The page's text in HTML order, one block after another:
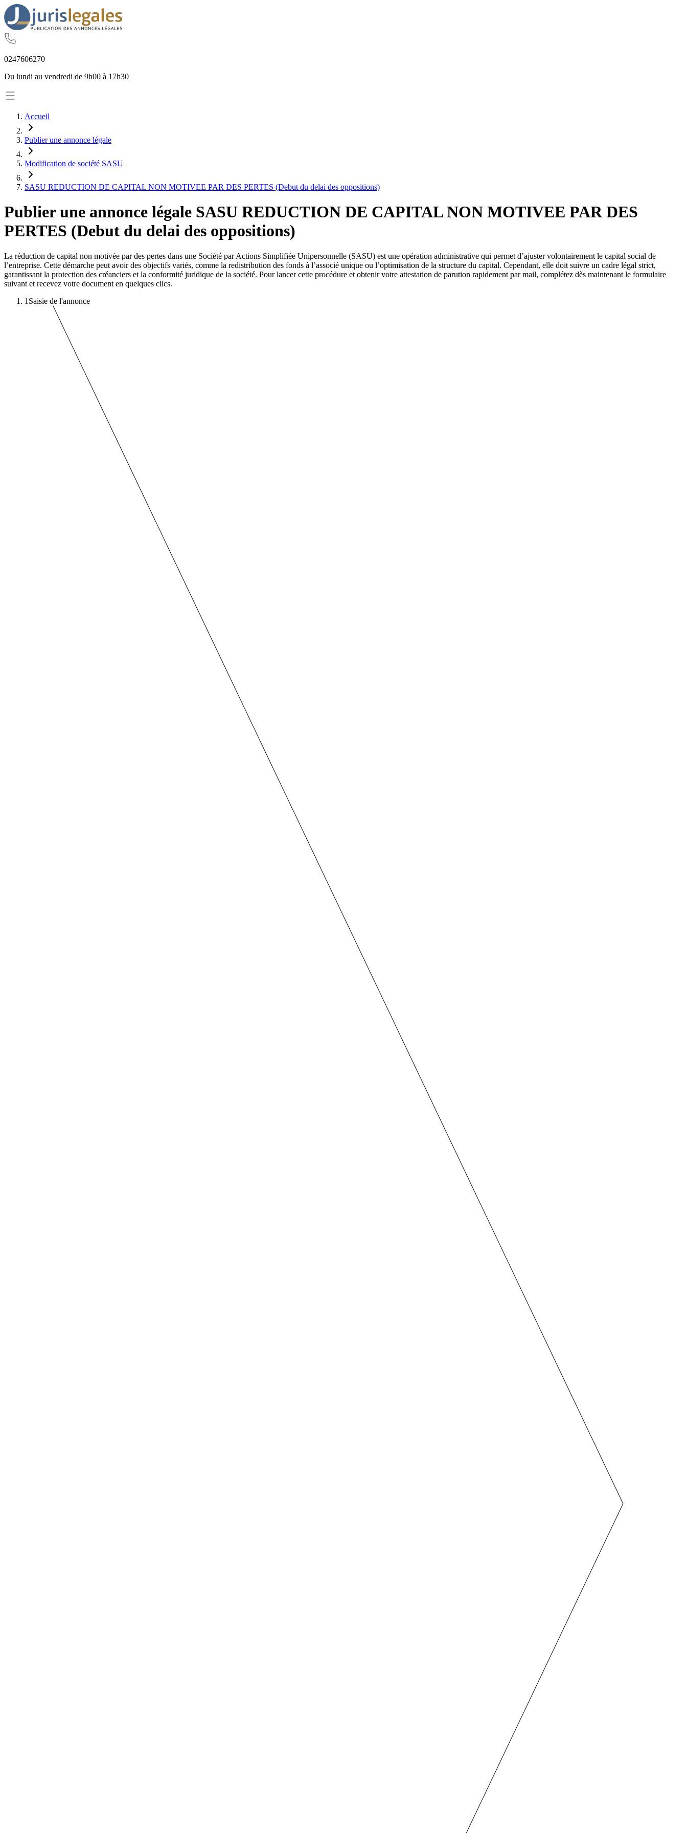
0247606270
Du lundi au vendredi de 9h00 à 17h30
Accueil
Publier une annonce légale
Modification de société SASU
SASU REDUCTION DE CAPITAL NON MOTIVEE PAR DES PERTES (Debut du delai des oppositions)
Publier une annonce légale SASU REDUCTION DE CAPITAL NON MOTIVEE PAR DES
PERTES (Debut du delai des oppositions)
La réduction de capital non motivée par des pertes dans une Société par Actions Simplifiée Unipersonnelle (SASU) est une opération administrative qui permet d’ajuster volontairement le capital social de
l’entreprise. Cette démarche peut avoir des objectifs variés, comme la redistribution des fonds à l’associé unique ou l’optimisation de la structure du capital. Cependant, elle doit suivre un cadre légal strict,
garantissant la protection des créanciers et la conformité juridique de la société. Pour lancer cette procédure et obtenir votre attestation de parution rapidement par mail, complétez dès maintenant le formulaire
suivant et recevez votre document en quelques clics.
1 Saisie de l'annonce